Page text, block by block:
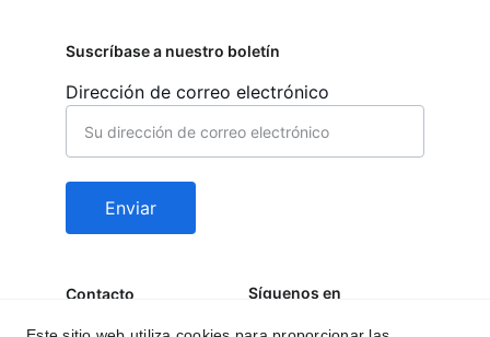
Contacto
Dirección de correo electrónico
Enviar
Síguenos en
Suscríbase a nuestro boletín